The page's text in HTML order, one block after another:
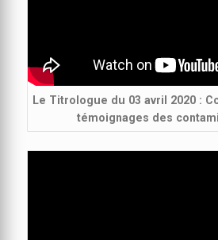
Le Titrologue du 03 avril 2020 :
témoignages des